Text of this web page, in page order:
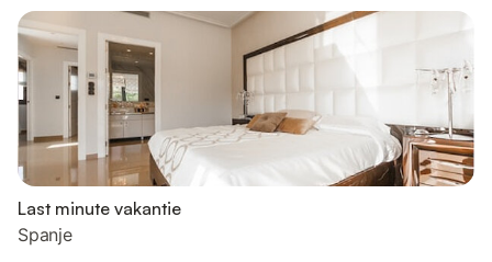
Last minute vakantie
Spanje